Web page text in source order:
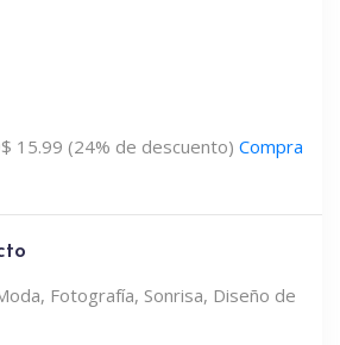
$ 15.99 (24% de descuento) Compra